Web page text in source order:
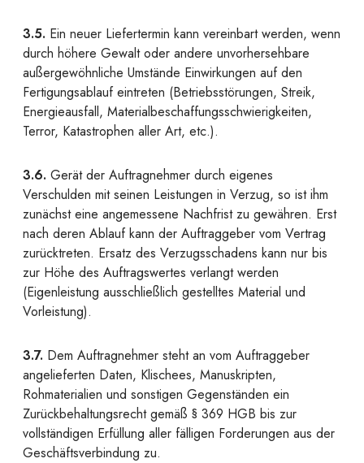
3.5. Ein neuer Liefertermin kann vereinbart werden, wenn
durch höhere Gewalt oder andere unvorhersehbare
außergewöhnliche Umstände Einwirkungen auf den
Fertigungsablauf eintreten (Betriebsstörungen, Streik,
Energieausfall, Materialbeschaffungsschwierigkeiten,
Terror, Katastrophen aller Art, etc.).
3.6. Gerät der Auftragnehmer durch eigenes
Verschulden mit seinen Leistungen in Verzug, so ist ihm
zunächst eine angemessene Nachfrist zu gewähren. Erst
nach deren Ablauf kann der Auftraggeber vom Vertrag
zurücktreten. Ersatz des Verzugsschadens kann nur bis
zur Höhe des Auftragswertes verlangt werden
(Eigenleistung ausschließlich gestelltes Material und
Vorleistung).
3.7. Dem Auftragnehmer steht an vom Auftraggeber
angelieferten Daten, Klischees, Manuskripten,
Rohmaterialien und sonstigen Gegenständen ein
Zurückbehaltungsrecht gemäß § 369 HGB bis zur
vollständigen Erfüllung aller fälligen Forderungen aus der
Geschäftsverbindung zu.